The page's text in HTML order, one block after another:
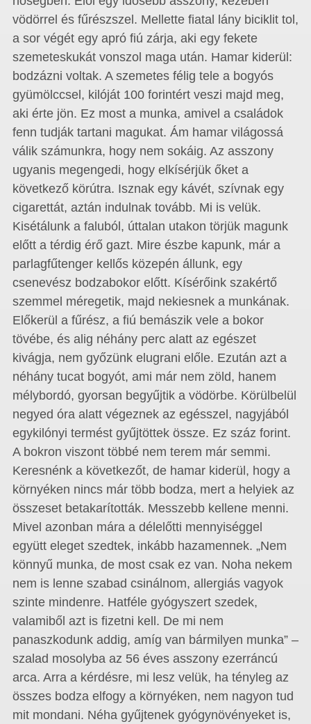
vödörrel és fűrészszel. Mellette fiatal lány biciklit tol,
a sor végét egy apró fiú zárja, aki egy fekete
szemeteskukát vonszol maga után. Hamar kiderül:
bodzázni voltak. A szemetes félig tele a bogyós
gyümölccsel, kilóját 100 forintért veszi majd meg,
aki érte jön. Ez most a munka, amivel a családok
fenn tudják tartani magukat. Ám hamar világossá
válik számunkra, hogy nem sokáig. Az asszony
ugyanis megengedi, hogy elkísérjük őket a
következő körútra. Isznak egy kávét, szívnak egy
cigarettát, aztán indulnak tovább. Mi is velük.
Kisétálunk a faluból, úttalan utakon törjük magunk
előtt a térdig érő gazt. Mire észbe kapunk, már a
parlagfűtenger kellős közepén állunk, egy
csenevész bodzabokor előtt. Kísérőink szakértő
szemmel méregetik, majd nekiesnek a munkának.
Előkerül a fűrész, a fiú bemászik vele a bokor
tövébe, és alig néhány perc alatt az egészet
kivágja, nem győzünk elugrani előle. Ezután azt a
néhány tucat bogyót, ami már nem zöld, hanem
mélybordó, gyorsan begyűjtik a vödörbe. Körülbelül
negyed óra alatt végeznek az egésszel, nagyjából
egykilónyi termést gyűjtöttek össze. Ez száz forint.
A bokron viszont többé nem terem már semmi.
Keresnénk a következőt, de hamar kiderül, hogy a
környéken nincs már több bodza, mert a helyiek az
összeset betakarították. Messzebb kellene menni.
Mivel azonban mára a délelőtti mennyiséggel
együtt eleget szedtek, inkább hazamennek. „Nem
könnyű munka, de most csak ez van. Noha nekem
nem is lenne szabad csinálnom, allergiás vagyok
szinte mindenre. Hatféle gyógyszert szedek,
valamiből azt is fizetni kell. De mi nem
panaszkodunk addig, amíg van bármilyen munka” –
szalad mosolyba az 56 éves asszony ezerráncú
arca. Arra a kérdésre, mi lesz velük, ha tényleg az
összes bodza elfogy a környéken, nem nagyon tud
mit mondani. Néha gyűjtenek gyógynövényeket is,